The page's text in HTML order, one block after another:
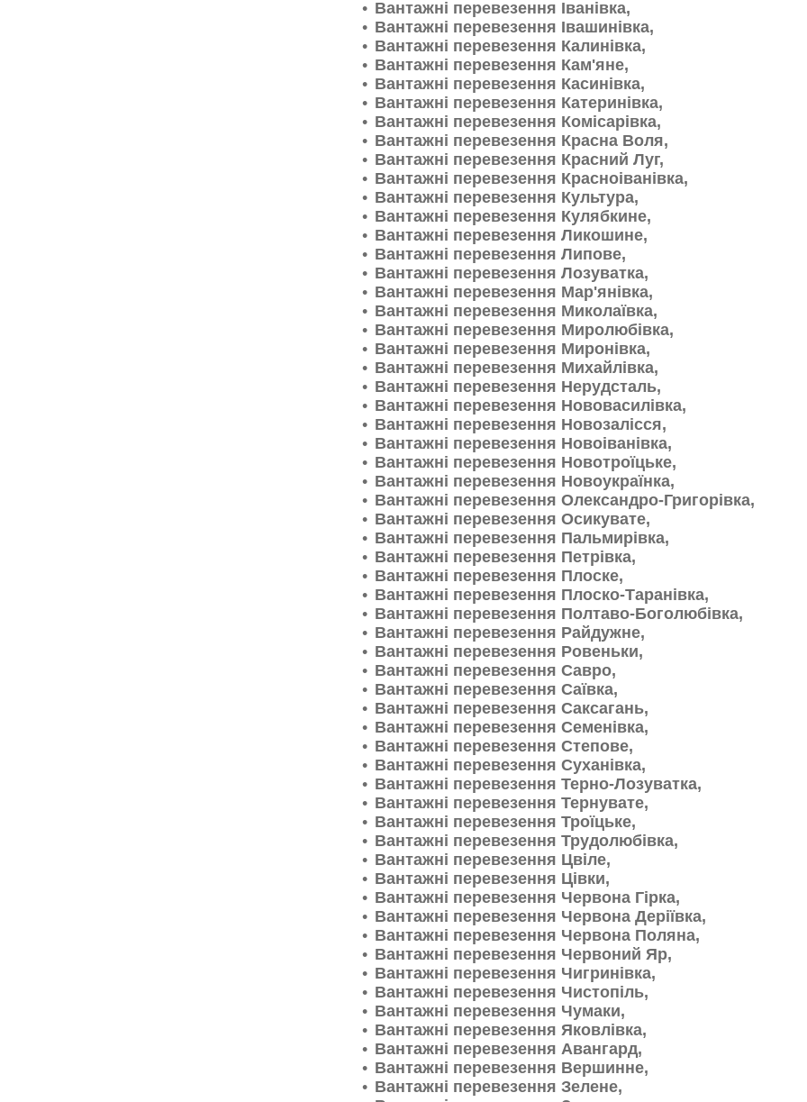
Вантажні перевезення Іванівка,
Вантажні перевезення Івашинівка,
Вантажні перевезення Калинівка,
Вантажні перевезення Кам'яне,
Вантажні перевезення Касинівка,
Вантажні перевезення Катеринівка,
Вантажні перевезення Комісарівка,
Вантажні перевезення Красна Воля,
Вантажні перевезення Красний Луг,
Вантажні перевезення Красноіванівка,
Вантажні перевезення Культура,
Вантажні перевезення Кулябкине,
Вантажні перевезення Ликошине,
Вантажні перевезення Липове,
Вантажні перевезення Лозуватка,
Вантажні перевезення Мар'янівка,
Вантажні перевезення Миколаївка,
Вантажні перевезення Миролюбівка,
Вантажні перевезення Миронівка,
Вантажні перевезення Михайлівка,
Вантажні перевезення Нерудсталь,
Вантажні перевезення Нововасилівка,
Вантажні перевезення Новозалісся,
Вантажні перевезення Новоіванівка,
Вантажні перевезення Новотроїцьке,
Вантажні перевезення Новоукраїнка,
Вантажні перевезення Олександро-Григорівка,
Вантажні перевезення Осикувате,
Вантажні перевезення Пальмирівка,
Вантажні перевезення Петрівка,
Вантажні перевезення Плоске,
Вантажні перевезення Плоско-Таранівка,
Вантажні перевезення Полтаво-Боголюбівка,
Вантажні перевезення Райдужне,
Вантажні перевезення Ровеньки,
Вантажні перевезення Савро,
Вантажні перевезення Саївка,
Вантажні перевезення Саксагань,
Вантажні перевезення Семенівка,
Вантажні перевезення Степове,
Вантажні перевезення Суханівка,
Вантажні перевезення Терно-Лозуватка,
Вантажні перевезення Тернувате,
Вантажні перевезення Троїцьке,
Вантажні перевезення Трудолюбівка,
Вантажні перевезення Цвіле,
Вантажні перевезення Цівки,
Вантажні перевезення Червона Гірка,
Вантажні перевезення Червона Деріївка,
Вантажні перевезення Червона Поляна,
Вантажні перевезення Червоний Яр,
Вантажні перевезення Чигринівка,
Вантажні перевезення Чистопіль,
Вантажні перевезення Чумаки,
Вантажні перевезення Яковлівка,
Вантажні перевезення Авангард,
Вантажні перевезення Вершинне,
Вантажні перевезення Зелене,